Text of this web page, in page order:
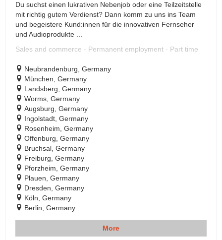
Du suchst einen lukrativen Nebenjob oder eine Teilzeitstelle
mit richtig gutem Verdienst? Dann komm zu uns ins Team
und begeistere Kund:innen für die innovativen Fernseher
und Audioprodukte ...
Sales and commerce - Permanent employment - Part time
Neubrandenburg, Germany
München, Germany
Landsberg, Germany
Worms, Germany
Augsburg, Germany
Ingolstadt, Germany
Rosenheim, Germany
Offenburg, Germany
Bruchsal, Germany
Freiburg, Germany
Pforzheim, Germany
Plauen, Germany
Dresden, Germany
Köln, Germany
Berlin, Germany
More